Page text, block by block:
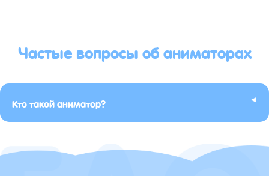
Частые вопросы об аниматорах
Кто такой аниматор? ▸